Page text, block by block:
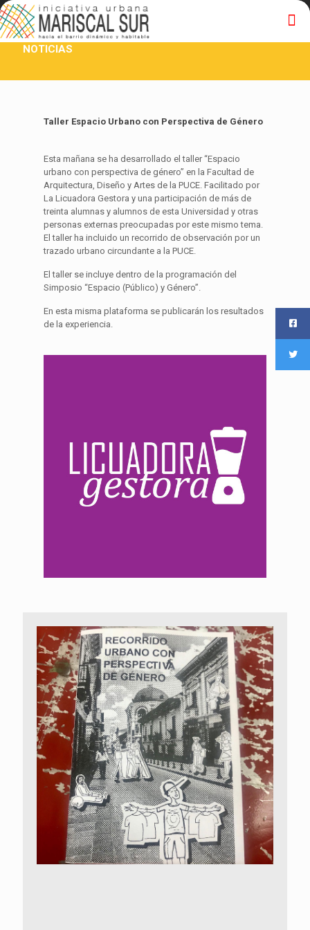
NOTICIAS
Taller Espacio Urbano con Perspectiva de Género
Esta mañana se ha desarrollado el taller “Espacio
urbano con perspectiva de género” en la Facultad de
Arquitectura, Diseño y Artes de la PUCE. Facilitado por
La Licuadora Gestora y una participación de más de
treinta alumnas y alumnos de esta Universidad y otras
personas externas preocupadas por este mismo tema.
El taller ha incluido un recorrido de observación por un
trazado urbano circundante a la PUCE.
El taller se incluye dentro de la programación del
Simposio “Espacio (Público) y Género”.
En esta misma plataforma se publicarán los resultados
de la experiencia.